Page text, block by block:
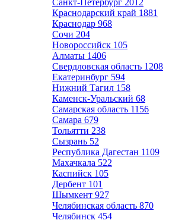
Санкт-Петербург 2012
Краснодарский край 1881
Краснодар 968
Сочи 204
Новороссийск 105
Алматы 1406
Свердловская область 1208
Екатеринбург 594
Нижний Тагил 158
Каменск-Уральский 68
Самарская область 1156
Самара 679
Тольятти 238
Сызрань 52
Республика Дагестан 1109
Махачкала 522
Каспийск 105
Дербент 101
Шымкент 927
Челябинская область 870
Челябинск 454